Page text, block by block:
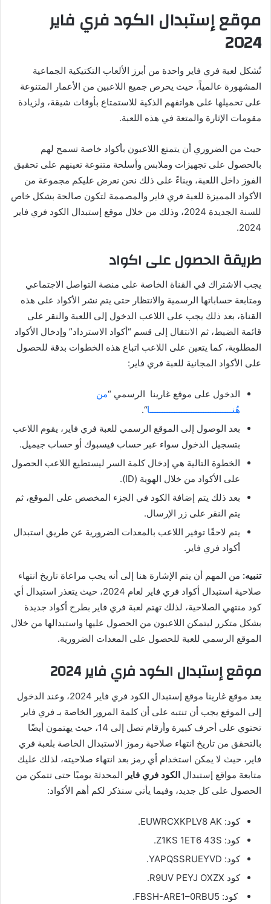
موقع إستبدال الكود فري فاير
2024
تُشكل لعبة فري فاير واحدة من أبرز الألعاب التكتيكية الجماعية
المشهورة عالمياً، حيث يحرص جميع اللاعبين من الأعمار المتنوعة
على تحميلها على هواتفهم الذكية للاستمتاع بأوقات شيقة، ولزيادة
مقومات الإثارة والمتعة في هذه اللعبة.
حيث من الضروري أن يتمتع اللاعبون بأكواد خاصة تسمح لهم
بالحصول على تجهيزات وملابس وأسلحة متنوعة تعينهم على تحقيق
الفوز داخل اللعبة، وبناءً على ذلك نحن نعرض عليكم مجموعة من
الأكواد المميزة للعبة فري فاير والمصممة لتكون صالحة بشكل خاص
للسنة الجديدة 2024، وذلك من خلال موقع إستبدال الكود فري فاير
2024.
طريقة الحصول على اكواد
يجب الاشتراك في القناة الخاصة على منصة التواصل الاجتماعي
ومتابعة حساباتها الرسمية والانتظار حتى يتم نشر الأكواد على هذه
القناة، بعد ذلك يجب على اللاعب الدخول إلى اللعبة والنقر على
قائمة الضبط، ثم الانتقال إلى قسم “أكواد الاسترداد” وإدخال الأكواد
المطلوبة، كما يتعين على اللاعب اتباع هذه الخطوات بدقة للحصول
على الأكواد المجانية للعبة فري فاير:
الدخول على موقع غارينا الرسمي “من
هُنــــــــــــــــــــــــــــــــــا“.
بعد الوصول إلى الموقع الرسمي للعبة فري فاير، يقوم اللاعب
بتسجيل الدخول سواء عبر حساب فيسبوك أو حساب جيميل.
الخطوة التالية هي إدخال كلمة السر ليستطيع اللاعب الحصول
على الأكواد من خلال الهوية (ID).
بعد ذلك يتم إضافة الكود في الجزء المخصص على الموقع، ثم
يتم النقر على زر الإرسال.
يتم لاحقًا توفير اللاعب بالمعدات الضرورية عن طريق استبدال
أكواد فري فاير.
تنبيه: من المهم أن يتم الإشارة هنا إلى أنه يجب مراعاة تاريخ انتهاء
صلاحية استبدال أكواد فري فاير لعام 2024، حيث يتعذر استبدال أي
كود منتهي الصلاحية، لذلك تهتم لعبة فري فاير بطرح أكواد جديدة
بشكل متكرر ليتمكن اللاعبون من الحصول عليها واستبدالها من خلال
الموقع الرسمي للعبة للحصول على المعدات الضرورية.
موقع إستبدال الكود فري فاير 2024
يعد موقع غارينا موقع إستبدال الكود فري فاير 2024، وعند الدخول
إلى الموقع يجب أن تنتبه على أن كلمة المرور الخاصة بـ فري فاير
تحتوي على أحرف كبيرة وأرقام تصل إلى 14، حيث يهتمون أيضًا
بالتحقق من تاريخ انتهاء صلاحية رموز الاستبدال الخاصة بلعبة فري
فاير، حيث لا يمكن استخدام أي رمز بعد انتهاء صلاحيته، لذلك عليك
متابعة مواقع إستبدال الكود فري فاير المحدثة يوميًا حتى تتمكن من
الحصول على كل جديد، وفيما يأتي سنذكر لكم أهم الأكواد:
كود: EUWRCXKPLV8 AK.
كود: Z1KS 1ET6 43S.
كود: YAPQSSRUEYVD.
كود R9UV PEYJ OXZX.
كود: FBSH-ARE1–0RBU5.